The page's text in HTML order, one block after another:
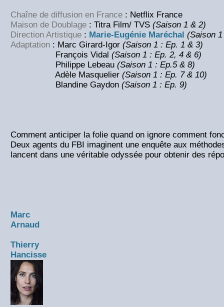
Chaîne de diffusion en France : Netflix France
Maison de Doublage : Titra Film/ TVS (Saison 1 & 2)
Direction Artistique : Marie-Eugénie Maréchal (Saison
Adaptation : Marc Girard-Igor (Saison 1 : Ep. 1 & 3)
François Vidal (Saison 1 : Ep. 2, 4 & 6)
Philippe Lebeau (Saison 1 : Ep.5 & 8)
Adèle Masquelier (Saison 1 : Ep. 7 & 10)
Blandine Gaydon (Saison 1 : Ep. 9)
Comment anticiper la folie quand on ignore comment
Deux agents du FBI imaginent une enquête aux
lancent dans une véritable odyssée pour obtenir des
Marc
Arnaud
Thierry
Hancisse